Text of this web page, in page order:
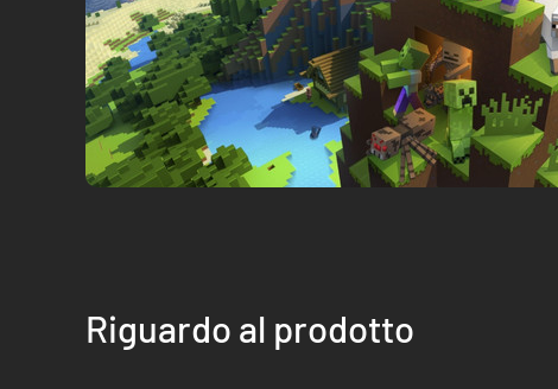
Riguardo al prodotto